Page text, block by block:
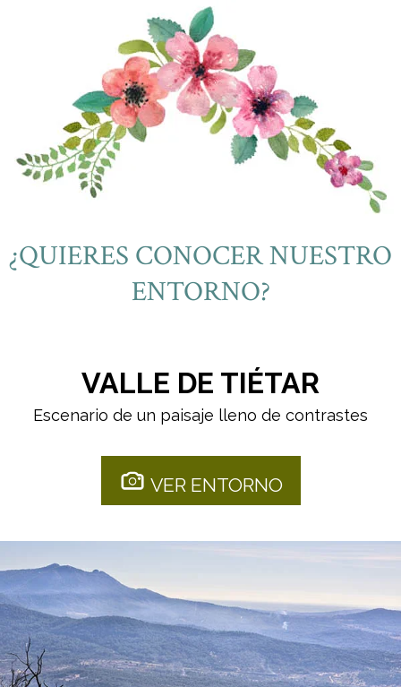
¿QUIERES CONOCER NUESTRO
ENTORNO?
VALLE DE TIÉTAR
Escenario de un paisaje lleno de contrastes
VER ENTORNO